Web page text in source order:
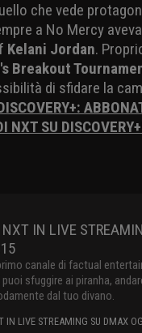
che vede
a No Mercy
Kelani Jordan.
Breakout
di sfidare la
NXT SU
NXT IN LIVE
canale di factual
puoi sfuggire ai piranha,
dal tuo divano.
IN LIVE STREAMING SU DMAX